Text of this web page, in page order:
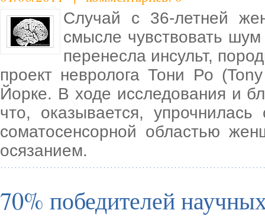
Случай с 36-летней
смысле чувствовать шум
перенесла инсульт,
проект невролога Тони Ро
Йорке. В ходе исследования и
что, оказывается,
соматосенсорной областью
осязанием.
70% победителей